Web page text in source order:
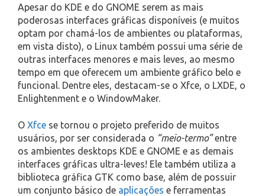
Apesar do KDE e do GNOME serem as mais
poderosas interfaces gráficas disponíveis (e muitos
optam por chamá-los de ambientes ou plataformas,
em vista disto), o Linux também possui uma série de
outras interfaces menores e mais leves, ao mesmo
tempo em que oferecem um ambiente gráfico belo e
funcional. Dentre eles, destacam-se o Xfce, o LXDE, o
Enlightenment e o WindowMaker.
O Xfce se tornou o projeto preferido de muitos
usuários, por ser considerada o “meio-termo”entre
os ambientes desktops KDE e GNOME e as demais
interfaces gráficas ultra-leves! Ele também utiliza a
biblioteca gráfica GTK como base, além de possuir
um conjunto básico de aplicações e ferramentas